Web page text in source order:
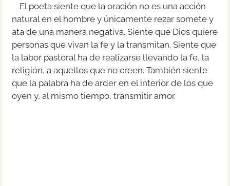
El poeta siente que la oración no es una acción
natural en el hombre y únicamente rezar somete y
ata de una manera negativa. Siente que Dios quiere
personas que vivan la fe y la transmitan. Siente que
la labor pastoral ha de realizarse llevando la fe, la
religión, a aquellos que no creen. También siente
que la palabra ha de arder en el interior de los que
oyen y, al mismo tiempo, transmitir amor.